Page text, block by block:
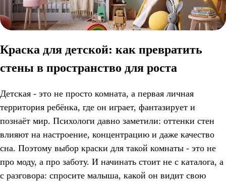
Краска для детской: как превратить
стены в пространство для роста
Детская - это не просто комната, а первая личная
территория ребёнка, где он играет, фантазирует и
познаёт мир. Психологи давно заметили: оттенки стен
влияют на настроение, концентрацию и даже качество
сна. Поэтому выбор краски для такой комнаты - это не
про моду, а про заботу. И начинать стоит не с каталога, а
с разговора: спросите малыша, какой он видит свою